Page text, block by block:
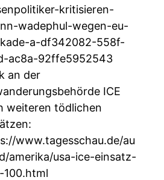
kritisieren-
wadephul-wegen-eu-
a-df342082-558f-
ac8a-92ffe5952543
an der
ICE
weiteren tödlichen
www.tagesschau.de/au
amerika/usa-ice-einsatz-